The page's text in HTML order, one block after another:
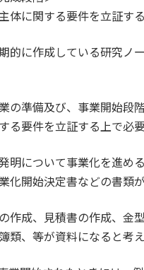
体に関する要件を立証す
的に作成している研究ノ
の準備及び、事業開始段
る要件を立証する上で必要
明について事業化を進
化開始決定書などの書類
作成、見積書の作成、
、等が資料になると考え